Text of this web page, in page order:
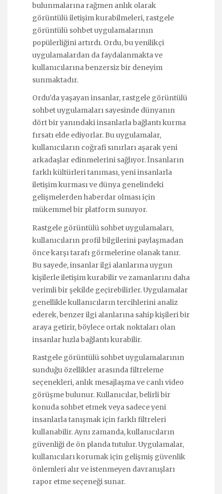
bulunmalarına rağmen anlık olarak
görüntülü iletişim kurabilmeleri, rastgele
görüntülü sohbet uygulamalarının
popülerliğini artırdı. Ordu, bu yenilikçi
uygulamalardan da faydalanmakta ve
kullanıcılarına benzersiz bir deneyim
sunmaktadır.
Ordu'da yaşayan insanlar, rastgele görüntülü
sohbet uygulamaları sayesinde dünyanın
dört bir yanındaki insanlarla bağlantı kurma
fırsatı elde ediyorlar. Bu uygulamalar,
kullanıcıların coğrafi sınırları aşarak yeni
arkadaşlar edinmelerini sağlıyor. İnsanların
farklı kültürleri tanıması, yeni insanlarla
iletişim kurması ve dünya genelindeki
gelişmelerden haberdar olması için
mükemmel bir platform sunuyor.
Rastgele görüntülü sohbet uygulamaları,
kullanıcıların profil bilgilerini paylaşmadan
önce karşı tarafı görmelerine olanak tanır.
Bu sayede, insanlar ilgi alanlarına uygun
kişilerle iletişim kurabilir ve zamanlarını daha
verimli bir şekilde geçirebilirler. Uygulamalar
genellikle kullanıcıların tercihlerini analiz
ederek, benzer ilgi alanlarına sahip kişileri bir
araya getirir, böylece ortak noktaları olan
insanlar hızla bağlantı kurabilir.
Rastgele görüntülü sohbet uygulamalarının
sunduğu özellikler arasında filtreleme
seçenekleri, anlık mesajlaşma ve canlı video
görüşme bulunur. Kullanıcılar, belirli bir
konuda sohbet etmek veya sadece yeni
insanlarla tanışmak için farklı filtreleri
kullanabilir. Aynı zamanda, kullanıcıların
güvenliği de ön planda tutulur. Uygulamalar,
kullanıcıları korumak için gelişmiş güvenlik
önlemleri alır ve istenmeyen davranışları
rapor etme seçeneği sunar.